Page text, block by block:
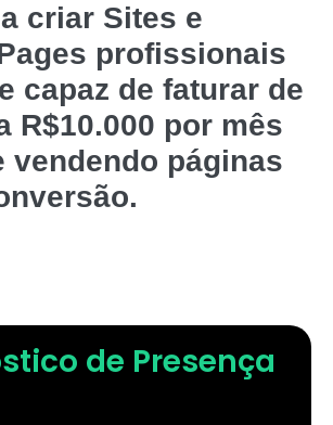
criar Sites e
profissionais
capaz de faturar de
R$10.000 por mês
vendendo páginas
de Presença